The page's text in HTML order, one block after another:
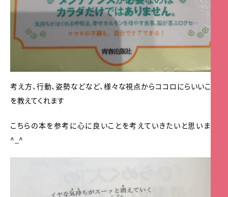
考え方、行動、姿勢などなど、様々な視点からココロにらいいこと
を教えてくれます
こちらの本を参考に心に良いことを考えていきたいと思います
^_^